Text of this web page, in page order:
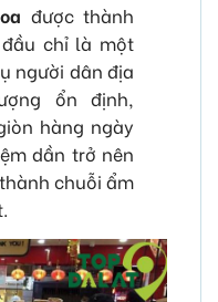
được thành
chỉ là một
người dân địa
ổn định,
hàng ngày
dần trở nên
chuỗi ẩm